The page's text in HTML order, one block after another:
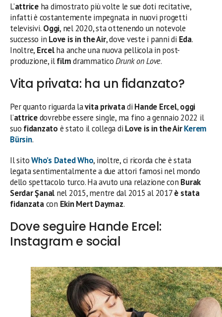
L’attriceha dimostrato più volte le sue doti recitative,
infatti è costantemente impegnata in nuovi progetti
televisivi. Oggi, nel 2020, sta ottenendo un notevole
successo in Love is in the Air, dove veste i panni di Eda.
Inoltre, Ercelha anche una nuova pellicola in post-
produzione, ilfilmdrammaticoDrunk on Love.
Vita privata: ha un fidanzato?
Per quanto riguarda lavita privatadi Hande Ercel,oggi
l’attricedovrebbe essere single, ma fino a gennaio 2022 il
suo fidanzato è stato il collega di Love is in the AirKerem
Bürsin.
Il sitoWho’s Dated Who, inoltre, ci ricorda che è stata
legata sentimentalmente a due attori famosi nel mondo
dello spettacolo turco. Ha avuto una relazione con Burak
Serdar Şanal nel 2015, mentre dal 2015 al 2017è stata
fidanzatacon Ekin Mert Daymaz.
Dove seguire Hande Ercel:
Instagram e social